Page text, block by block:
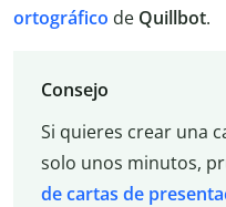
ortográfico de Quillbot.
Consejo
Si quieres crear una
solo unos minutos,
de cartas de